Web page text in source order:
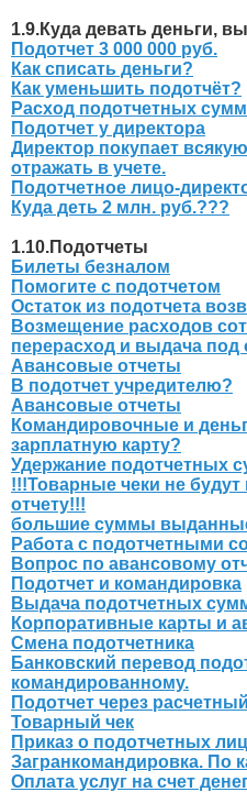
1.9.Куда девать деньги,
Подотчет 3 000 000 руб.
Как списать деньги?
Как уменьшить подотчёт?
Расход подотчетных
Подотчет у директора
Директор покупает
отражать в учете.
Подотчетное лицо-
Куда деть 2 млн. руб.???
1.10.Подотчеты
Билеты безналом
Помогите с подотчетом
Остаток из подотчета
Возмещение расходов
перерасход и выдача под
Авансовые отчеты
В подотчет учредителю?
Авансовые отчеты
Командировочные и
зарплатную карту?
Удержание подотчетных
!!!Товарные чеки не
отчету!!!
большие суммы
Работа с подотчетными
Вопрос по авансовому
Подотчет и командировка
Выдача подотчетных
Корпоративные карты и
Смена подотчетника
Банковский перевод
командированному.
Подотчет через
Товарный чек
Приказ о подотчетных
Загранкомандировка. По
Оплата услуг на счет